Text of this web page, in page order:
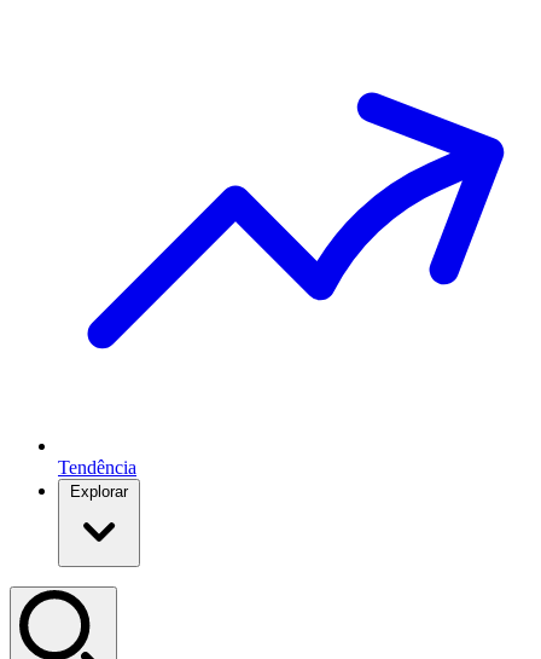
Tendência
Explorar